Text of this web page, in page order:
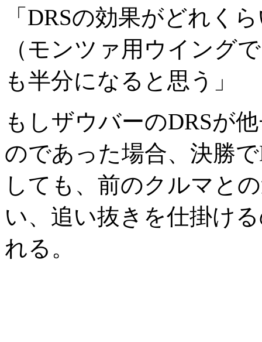
「DRSの効果がどれく
（モンツァ用ウイング
も半分になると思う」
もしザウバーのDRSが
のであった場合、決勝
しても、前のクルマと
い、追い抜きを仕掛け
れる。